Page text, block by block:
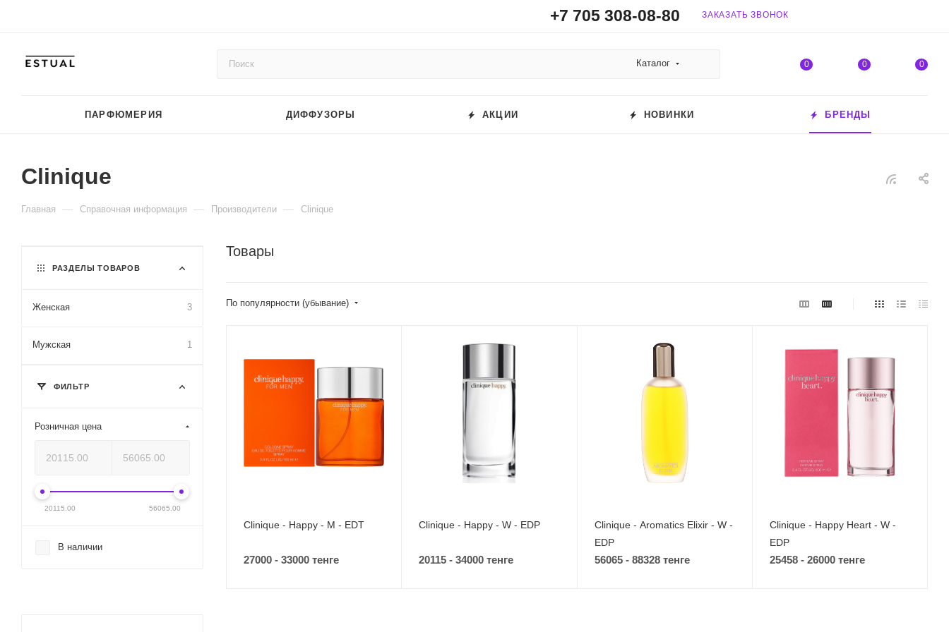
+7 705 308-08-80 ЗАКАЗАТЬ ЗВОНОК
Каталог 0 0 0
ПАРФЮМЕРИЯ ДИФФУЗОРЫ АКЦИИ НОВИНКИ БРЕНДЫ
Clinique
Главная — Справочная информация — Производители — Clinique
Товары
По популярности (убывание)
Clinique - Happy - M - EDT
27000 - 33000 тенге
Clinique - Happy - W - EDP
20115 - 34000 тенге
Clinique - Aromatics Elixir - W -
EDP
56065 - 88328 тенге
Clinique - Happy Heart - W -
EDP
25458 - 26000 тенге
РАЗДЕЛЫ ТОВАРОВ
Женская 3
Мужская 1
ФИЛЬТР
Розничная цена
20115.00 56065.00
В наличии